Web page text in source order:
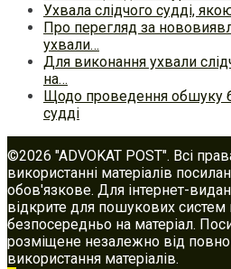
Ухвала слідчого судді,
Про перегляд за
ухвали…
Для виконання ухвали
на…
Щодо проведення обшуку
судді
©2026 "ADVOKAT POST". Всі
використанні матеріалів
обов'язкове. Для інтернет-
відкрите для пошукових систем
безпосередньо на матеріал.
розміщене незалежно від
використання матеріалів.